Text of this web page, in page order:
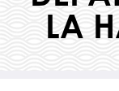
LA